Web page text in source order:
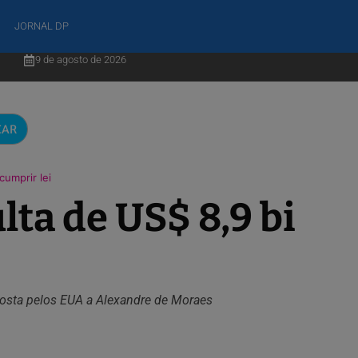
JORNAL DP
9 de agosto de 2026
lei
de US$ 8,9 bi
pelos EUA a Alexandre de Moraes